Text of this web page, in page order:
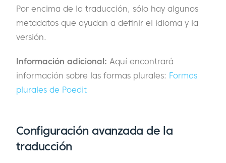
Por encima de la traducción, sólo hay algunos
metadatos que ayudan a definir el idioma y la
versión.
Información adicional: Aquí encontrará
información sobre las formas plurales: Formas
plurales de Poedit
Configuración avanzada de la
traducción